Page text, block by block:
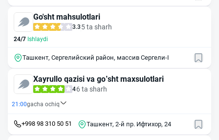
Go'sht mahsulotlari
3.3 5 ta sharh
24/7 Ishlaydi
Ташкент, Сергелийский район, массив Сергели-I
Xayrullo qazisi va go’sht maxsulotlari
46 ta sharh
21:00gacha ochiq
+998 98 310 50 51 Ташкент, 2-й пр. Ифтихор, 24